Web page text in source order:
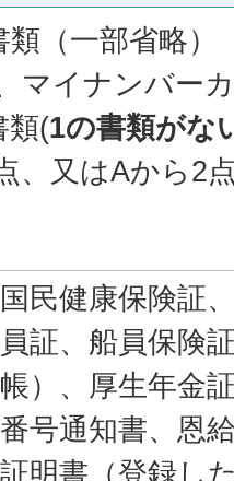
（一部省略）
マイナンバー
類(1の書類がな
、又はAから2
民健康保険証
証、船員保険
）、厚生年金
号通知書、恩
明書（登録し